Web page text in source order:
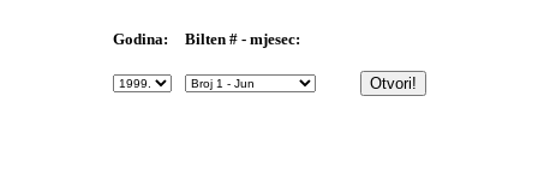
Godina: Bilten # - mjesec: